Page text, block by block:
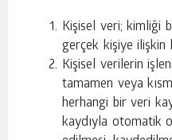
Kişisel veri; kimliği
gerçek kişiye
Kişisel verilerin
tamamen veya
herhangi bir veri
kaydıyla otomatik